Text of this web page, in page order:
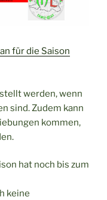
für die Saison
werden, wenn
sind. Zudem kann
kommen,
hat noch bis zum
keine